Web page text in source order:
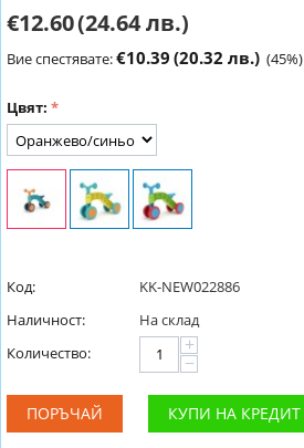
€12.60(24.64 лв.)
Вие спестявате:€10.39 (20.32 лв.) (45%)
Цвят:
Код:
KK-NEW022886
Наличност:
На склад
Количество:
+
−
ПОРЪЧАЙ КУПИ НА КРЕДИТ